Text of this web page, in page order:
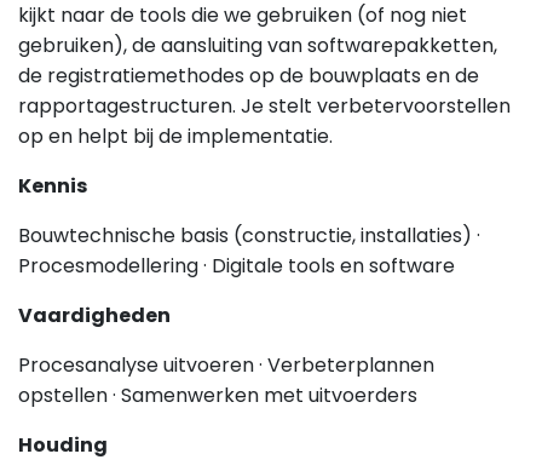
kijkt naar de tools die we gebruiken (of nog niet
gebruiken), de aansluiting van softwarepakketten,
de registratiemethodes op de bouwplaats en de
rapportagestructuren. Je stelt verbetervoorstellen
op en helpt bij de implementatie.
Kennis
Bouwtechnische basis (constructie, installaties) ·
Procesmodellering · Digitale tools en software
Vaardigheden
Procesanalyse uitvoeren · Verbeterplannen
opstellen · Samenwerken met uitvoerders
Houding